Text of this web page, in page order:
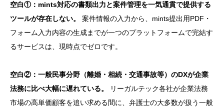
空白①：mints対応の書類出力と案件管理を一気通貫で提供する
ツールが存在しない。
案件情報の入力から、mints提出用PDF・
フォーム入力内容の生成までが一つのプラットフォームで完結す
るサービスは、現時点でゼロです。
空白②：一般民事分野（離婚・相続・交通事故等）のDXが企業
法務に比べ大幅に遅れている。
リーガルテック各社が企業法務
市場の高単価顧客を追い求める間に、弁護士の大多数が扱う一般